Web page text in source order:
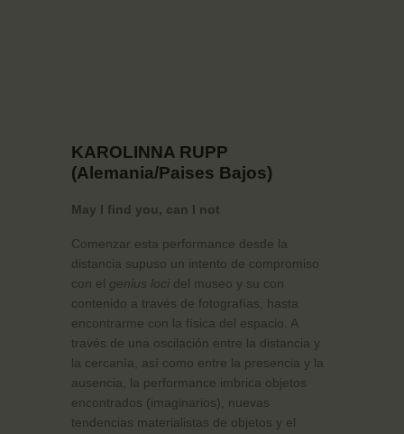
KAROLINNA RUPP
(Alemania/Paises Bajos)
May I find you, can I not
Comenzar esta performance desde la
distancia supuso un intento de compromiso
con el genius loci del museo y su con
contenido a través de fotografías, hasta
encontrarme con la física del espacio. A
través de una oscilación entre la distancia y
la cercanía, así como entre la presencia y la
ausencia, la performance imbrica objetos
encontrados (imaginarios), nuevas
tendencias materialistas de objetos y el